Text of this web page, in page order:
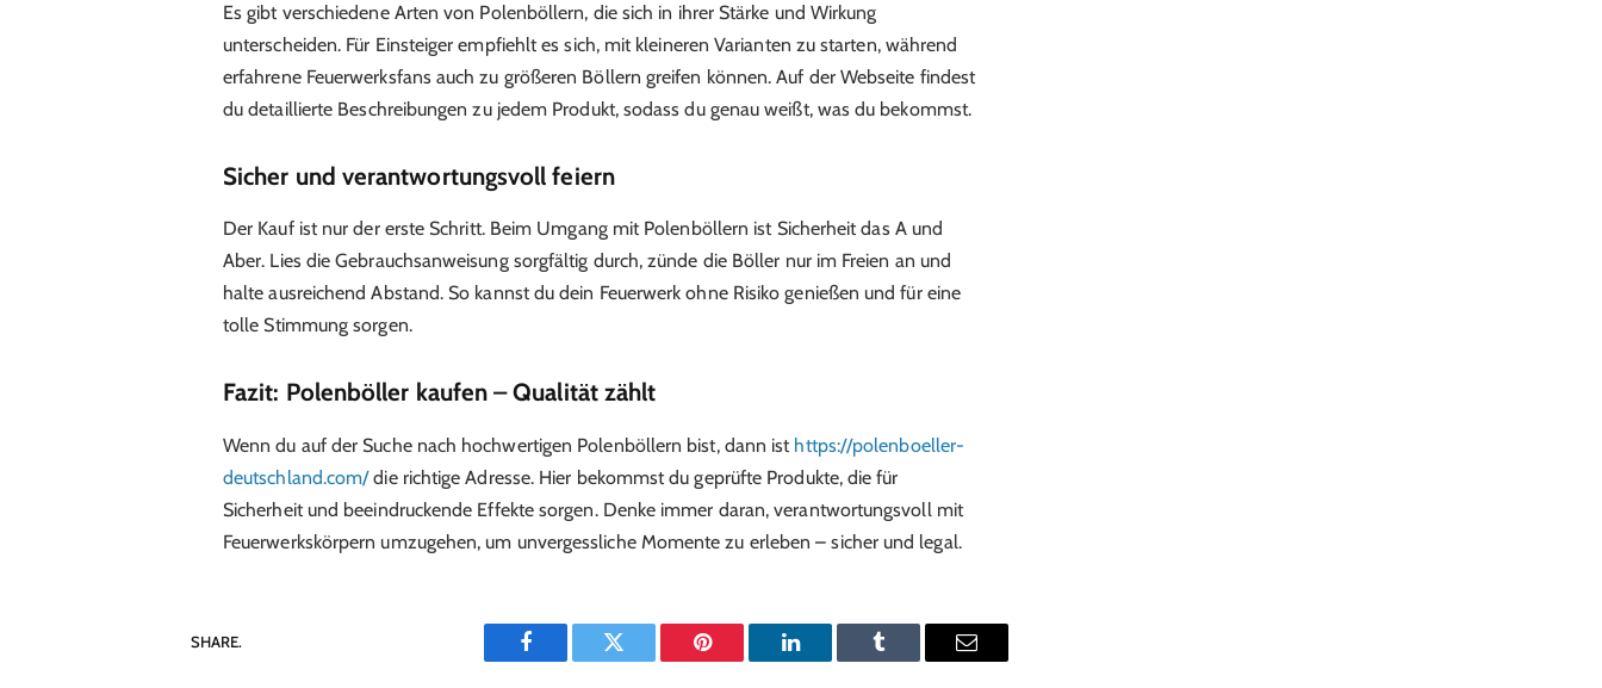
Es gibt verschiedene Arten von Polenböllern, die sich in ihrer Stärke und Wirkung
unterscheiden. Für Einsteiger empfiehlt es sich, mit kleineren Varianten zu starten, während
erfahrene Feuerwerksfans auch zu größeren Böllern greifen können. Auf der Webseite findest
du detaillierte Beschreibungen zu jedem Produkt, sodass du genau weißt, was du bekommst.
Sicher und verantwortungsvoll feiern
Der Kauf ist nur der erste Schritt. Beim Umgang mit Polenböllern ist Sicherheit das A und
Aber. Lies die Gebrauchsanweisung sorgfältig durch, zünde die Böller nur im Freien an und
halte ausreichend Abstand. So kannst du dein Feuerwerk ohne Risiko genießen und für eine
tolle Stimmung sorgen.
Fazit: Polenböller kaufen – Qualität zählt
Wenn du auf der Suche nach hochwertigen Polenböllern bist, dann ist https://polenboeller-
deutschland.com/die richtige Adresse. Hier bekommst du geprüfte Produkte, die für
Sicherheit und beeindruckende Effekte sorgen. Denke immer daran, verantwortungsvoll mit
Feuerwerkskörpern umzugehen, um unvergessliche Momente zu erleben – sicher und legal.
SHARE.
Facebook Twitter Pinterest LinkedIn Tumblr Email